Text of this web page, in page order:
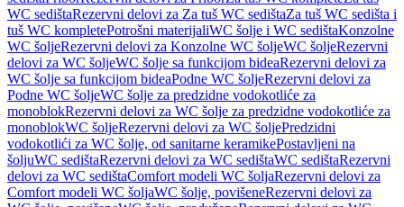
WC sedištaRezervni delovi za Za tuš WC sedištaZa tuš WC sedišta i
tuš WC kompletePotrošni materijaliWC šolje i WC sedištaKonzolne
WC šoljeRezervni delovi za Konzolne WC šoljeWC šoljeRezervni
delovi za WC šoljeWC šolje sa funkcijom bideaRezervni delovi za
WC šolje sa funkcijom bideaPodne WC šoljeRezervni delovi za
Podne WC šoljeWC šolje za predzidne vodokotliće za
monoblokRezervni delovi za WC šolje za predzidne vodokotliće za
monoblokWC šoljeRezervni delovi za WC šoljePredzidni
vodokotlići za WC šolje, od sanitarne keramikePostavljeni na
šoljuWC sedištaRezervni delovi za WC sedištaWC sedištaRezervni
delovi za WC sedištaComfort modeli WC šoljaRezervni delovi za
Comfort modeli WC šoljaWC šolje, povišeneRezervni delovi za